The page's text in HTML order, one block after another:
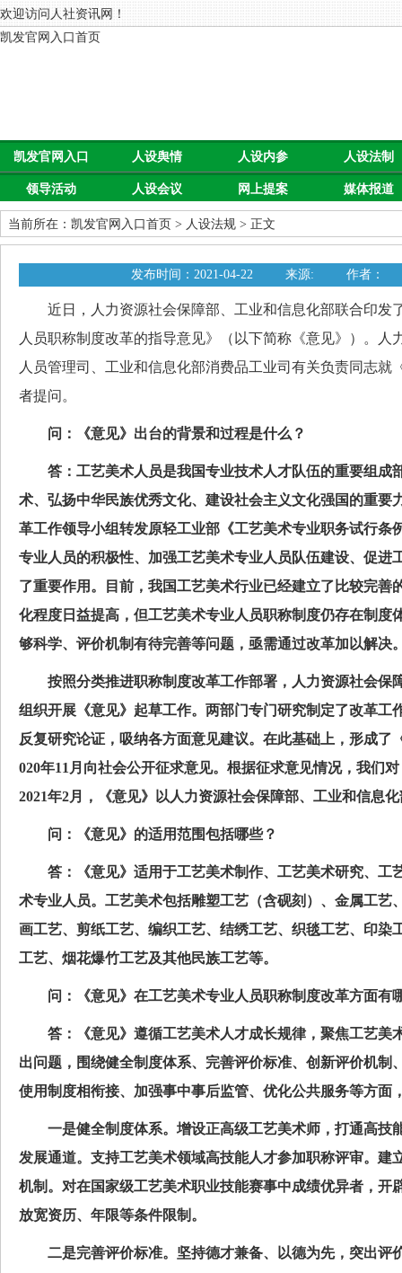
欢迎访问人社资讯网！
凯发官网入口首页
凯发官网入口
首页
人设舆情 人设内参 人设法制
领导活动 人设会议 网上提案 媒体报道
当前所在： 凯发官网入口首页 > 人设法规 > 正文
发布时间：2021-04-22 来源: 作者：
近日，人力资源社会保障部、工业和信息化部联合印发
人员职称制度改革的指导意见》（以下简称《意见》）。人
人员管理司、工业和信息化部消费品工业司有关负责同志就
者提问。
问：《意见》出台的背景和过程是什么？
答：工艺美术人员是我国专业技术人才队伍的重要组成
术、弘扬中华民族优秀文化、建设社会主义文化强国的重要
革工作领导小组转发原轻工业部《工艺美术专业职务试行条
专业人员的积极性、加强工艺美术专业人员队伍建设、促进
了重要作用。目前，我国工艺美术行业已经建立了比较完善
化程度日益提高，但工艺美术专业人员职称制度仍存在制度
够科学、评价机制有待完善等问题，亟需通过改革加以解决
按照分类推进职称制度改革工作部署，人力资源社会保
组织开展《意见》起草工作。两部门专门研究制定了改革工
反复研究论证，吸纳各方面意见建议。在此基础上，形成了
020年11月向社会公开征求意见。根据征求意见情况，我们
2021年2月，《意见》以人力资源社会保障部、工业和信息
问：《意见》的适用范围包括哪些？
答：《意见》适用于工艺美术制作、工艺美术研究、工
术专业人员。工艺美术包括雕塑工艺（含砚刻）、金属工艺
画工艺、剪纸工艺、编织工艺、结绣工艺、织毯工艺、印染
工艺、烟花爆竹工艺及其他民族工艺等。
问：《意见》在工艺美术专业人员职称制度改革方面有
答：《意见》遵循工艺美术人才成长规律，聚焦工艺美
出问题，围绕健全制度体系、完善评价标准、创新评价机制
使用制度相衔接、加强事中事后监管、优化公共服务等方面
一是健全制度体系。增设正高级工艺美术师，打通高技
发展通道。支持工艺美术领域高技能人才参加职称评审。建
机制。对在国家级工艺美术职业技能赛事中成绩优异者，开
放宽资历、年限等条件限制。
二是完善评价标准。坚持德才兼备、以德为先，突出评